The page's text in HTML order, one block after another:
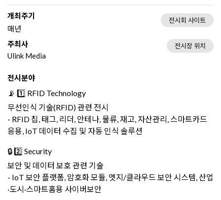
개최주기
매년
전시회 사이트
주최사
Ulink Media
전시장 위치
전시분야
📡 1️⃣ RFID Technology
무선인식 기술(RFID) 관련 전시
- RFID 칩, 태그, 리더, 안테나, 물류, 재고, 자산관리, 스마트카드
응용, IoT 데이터 수집 및 자동 인식 솔루션
🔒 2️⃣ Security
보안 및 데이터 보호 관련 기술
- IoT 보안 플랫폼, 암호화 모듈, 엣지/클라우드 보안 시스템, 산업
·도시·스마트홈용 사이버보안